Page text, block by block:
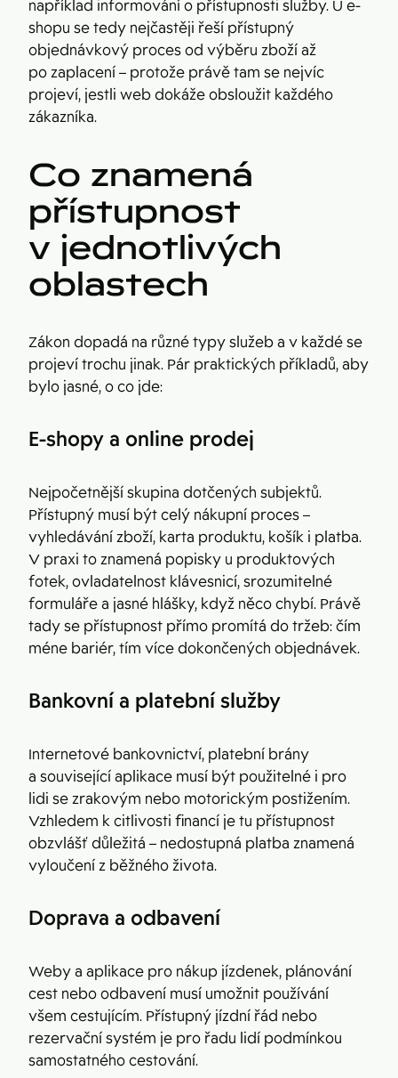
například informování o přístupnosti služby. U e-
shopu se tedy nejčastěji řeší přístupný
objednávkový proces od výběru zboží až
po zaplacení – protože právě tam se nejvíc
projeví, jestli web dokáže obsloužit každého
zákazníka.
Co znamená
přístupnost
v jednotlivých
oblastech
Zákon dopadá na různé typy služeb a v každé se
projeví trochu jinak. Pár praktických příkladů, aby
bylo jasné, o co jde:
E-shopy a online prodej
Nejpočetnější skupina dotčených subjektů.
Přístupný musí být celý nákupní proces –
vyhledávání zboží, karta produktu, košík i platba.
V praxi to znamená popisky u produktových
fotek, ovladatelnost klávesnicí, srozumitelné
formuláře a jasné hlášky, když něco chybí. Právě
tady se přístupnost přímo promítá do tržeb: čím
méne bariér, tím více dokončených objednávek.
Bankovní a platební služby
Internetové bankovnictví, platební brány
a související aplikace musí být použitelné i pro
lidi se zrakovým nebo motorickým postižením.
Vzhledem k citlivosti financí je tu přístupnost
obzvlášť důležitá – nedostupná platba znamená
vyloučení z běžného života.
Doprava a odbavení
Weby a aplikace pro nákup jízdenek, plánování
cest nebo odbavení musí umožnit používání
všem cestujícím. Přístupný jízdní řád nebo
rezervační systém je pro řadu lidí podmínkou
samostatného cestování.